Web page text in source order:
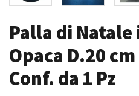
Palla di
Opaca D.20
Conf. da 1 Pz